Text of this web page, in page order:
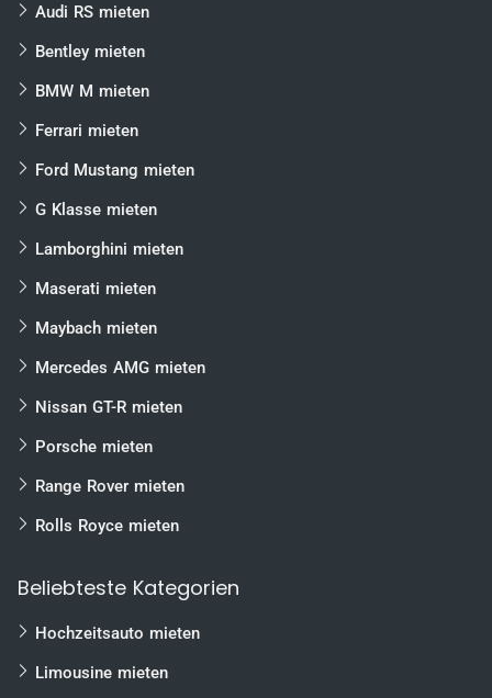
Audi RS mieten
Bentley mieten
BMW M mieten
Ferrari mieten
Ford Mustang mieten
G Klasse mieten
Lamborghini mieten
Maserati mieten
Maybach mieten
Mercedes AMG mieten
Nissan GT-R mieten
Porsche mieten
Range Rover mieten
Rolls Royce mieten
Beliebteste Kategorien
Hochzeitsauto mieten
Limousine mieten